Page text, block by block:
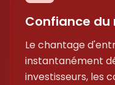
Confiance
Le chantage
instantanément
investisseurs, les